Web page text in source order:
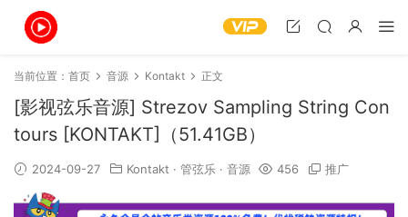
当前位置： 首页 音源 Kontakt 正文
[影视弦乐音源] Strezov Sampling String Con
tours [KONTAKT]（51.41GB）
2024-09-27 Kontakt · 管弦乐 · 音源 456 推广